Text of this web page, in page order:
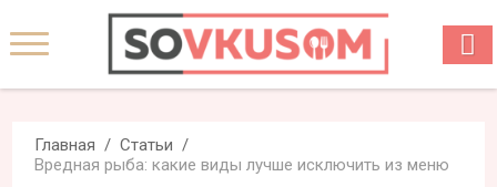
Главная
Статьи
Вредная рыба: какие виды лучше исключить из меню